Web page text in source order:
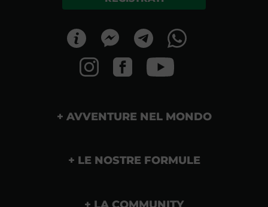
AVVENTURE NEL MONDO
LE NOSTRE FORMULE
LA COMMUNITY